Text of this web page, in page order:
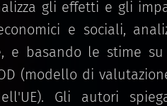
gli effetti e gli
e sociali,
e basando le stime
(modello di
Gli autori